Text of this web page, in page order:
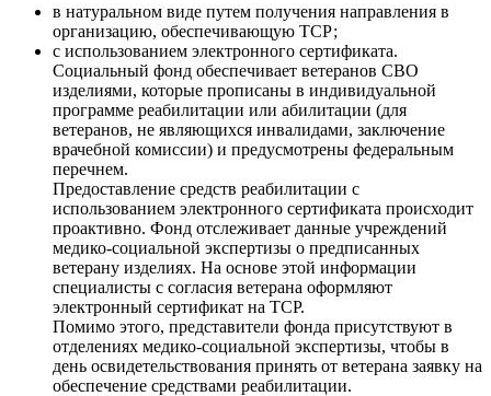
в натуральном виде путем получения направления в
организацию, обеспечивающую ТСР;
с использованием электронного сертификата.
Социальный фонд обеспечивает ветеранов СВО
изделиями, которые прописаны в индивидуальной
программе реабилитации или абилитации (для
ветеранов, не являющихся инвалидами, заключение
врачебной комиссии) и предусмотрены федеральным
перечнем.
Предоставление средств реабилитации с
использованием электронного сертификата происходит
проактивно. Фонд отслеживает данные учреждений
медико-социальной экспертизы о предписанных
ветерану изделиях. На основе этой информации
специалисты с согласия ветерана оформляют
электронный сертификат на ТСР.
Помимо этого, представители фонда присутствуют в
отделениях медико-социальной экспертизы, чтобы в
день освидетельствования принять от ветерана заявку на
обеспечение средствами реабилитации.